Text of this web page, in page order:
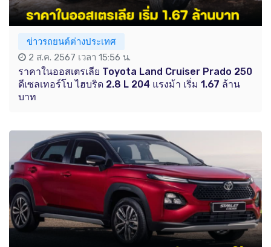
ข่าวรถยนต์ต่างประเทศ
2 ส.ค. 2567 เวลา 15:56 น.
ราคาในออสเตรเลีย Toyota Land Cruiser Prado 250
ดีเซลเทอร์โบ ไฮบริด 2.8 L 204 แรงม้า เริ่ม 1.67 ล้าน
บาท